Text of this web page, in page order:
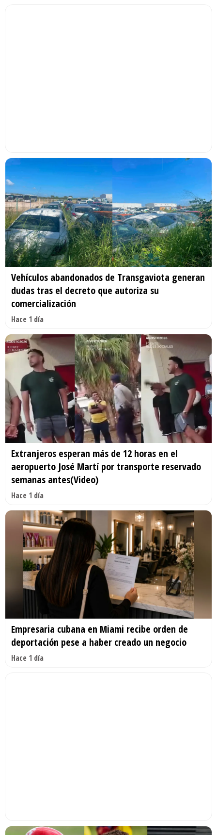
Vehículos abandonados de Transgaviota generan
dudas tras el decreto que autoriza su
comercialización
Hace 1 día
Extranjeros esperan más de 12 horas en el
aeropuerto José Martí por transporte reservado
semanas antes(Video)
Hace 1 día
Empresaria cubana en Miami recibe orden de
deportación pese a haber creado un negocio
Hace 1 día